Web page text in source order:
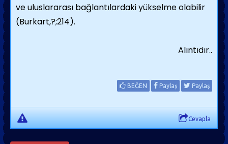
ve uluslararası bağlantılardaki yükselme olabilir
(Burkart,?;214).
Alıntıdır..
BEĞEN Paylaş Paylaş
Cevapla